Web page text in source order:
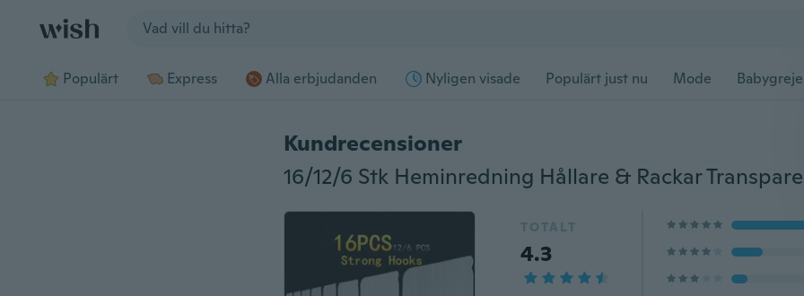
Populärt Express Alla erbjudanden Nyligen visade Populärt just nu Mode
Kundrecensioner
TOTALT
4.3